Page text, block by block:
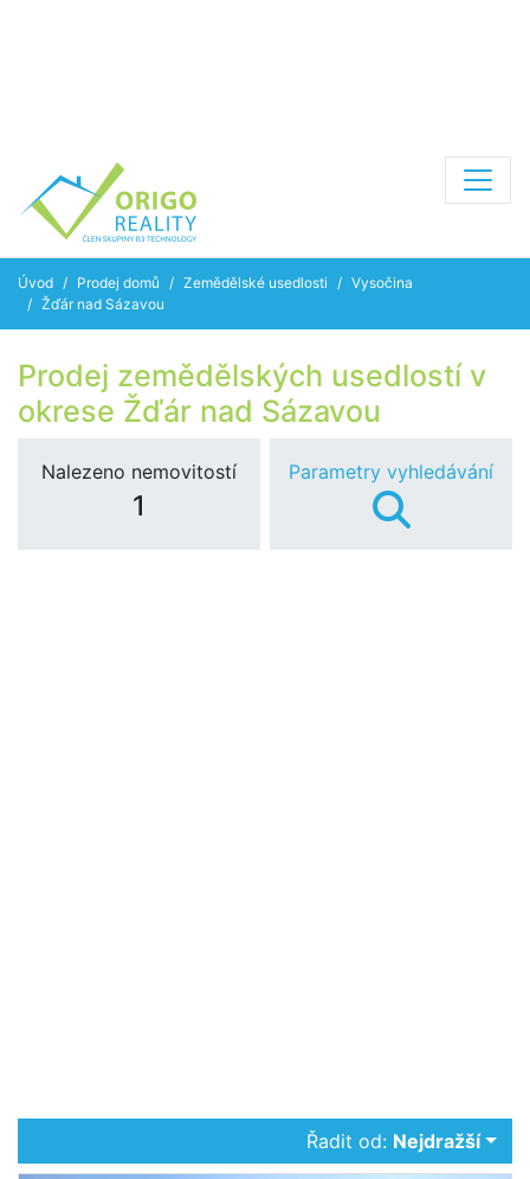
Úvod Prodej domů Zemědělské usedlosti
Vysočina
Žďár nad Sázavou
Prodej zemědělských usedlostí v
okrese Žďár nad Sázavou
Nalezeno nemovitostí
1
Parametry vyhledávání
Řadit od: Nejdražší